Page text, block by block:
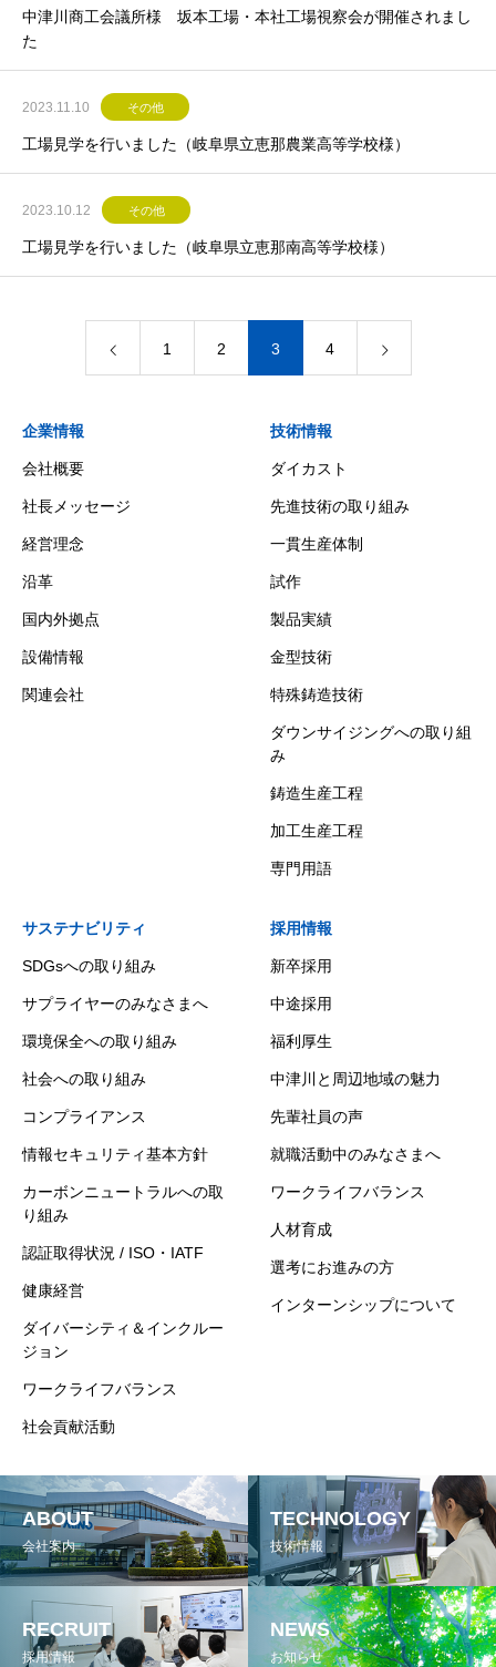
中津川商工会議所様 坂本工場・本社工場視察会が開催されまし
た
2023.11.10 その他
工場見学を行いました（岐阜県立恵那農業高等学校様）
2023.10.12 その他
工場見学を行いました（岐阜県立恵那南高等学校様）
1 2 3 4
企業情報
会社概要
社長メッセージ
経営理念
沿革
国内外拠点
設備情報
関連会社
技術情報
ダイカスト
先進技術の取り組み
一貫生産体制
試作
製品実績
金型技術
特殊鋳造技術
ダウンサイジングへの取り組
み
鋳造生産工程
加工生産工程
専門用語
サステナビリティ
SDGsへの取り組み
サプライヤーのみなさまへ
環境保全への取り組み
社会への取り組み
コンプライアンス
情報セキュリティ基本方針
カーボンニュートラルへの取
り組み
認証取得状況 / ISO・IATF
健康経営
ダイバーシティ＆インクルー
ジョン
ワークライフバランス
社会貢献活動
採用情報
新卒採用
中途採用
福利厚生
中津川と周辺地域の魅力
先輩社員の声
就職活動中のみなさまへ
ワークライフバランス
人材育成
選考にお進みの方
インターンシップについて
ABOUT
会社案内
TECHNOLOGY
技術情報
RECRUIT
採用情報
NEWS
お知らせ